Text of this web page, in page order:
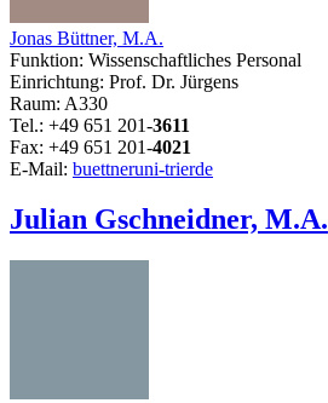
Jonas Büttner, M.A.
Funktion: Wissenschaftliches Personal
Einrichtung: Prof. Dr. Jürgens
Raum: A330
Tel.: +49 651 201-3611
Fax: +49 651 201-4021
E-Mail: buettneruni-trierde
Julian Gschneidner, M.A.